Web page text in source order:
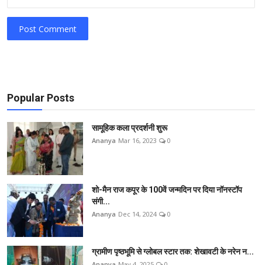
Post Comment
Popular Posts
सामूहिक कला प्रदर्शनी शुरू
Ananya Mar 16, 2023 0
शो-मैन राज कपूर के 100वें जन्मदिन पर दिया नॉनस्टॉप
संगी...
Ananya Dec 14, 2024 0
ग्रामीण पृष्ठभूमि से ग्लोबल स्टार तक: शेखावटी के नरेन न...